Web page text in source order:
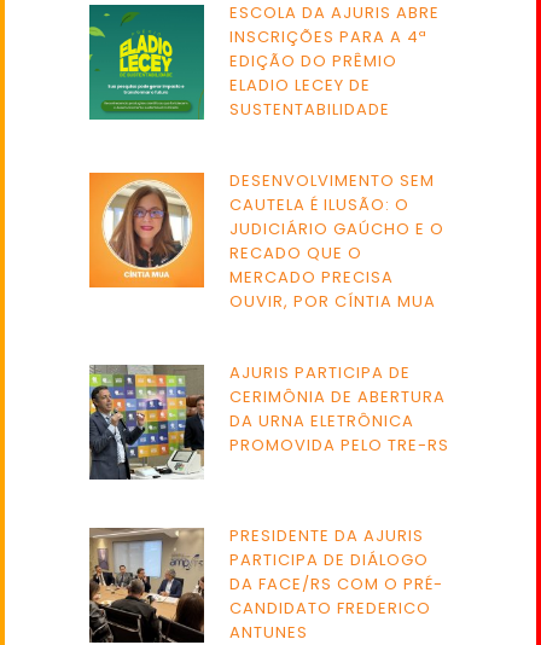
ESCOLA DA AJURIS ABRE
INSCRIÇÕES PARA A 4ª
EDIÇÃO DO PRÊMIO
ELADIO LECEY DE
SUSTENTABILIDADE
DESENVOLVIMENTO SEM
CAUTELA É ILUSÃO: O
JUDICIÁRIO GAÚCHO E O
RECADO QUE O
MERCADO PRECISA
OUVIR, POR CÍNTIA MUA
AJURIS PARTICIPA DE
CERIMÔNIA DE ABERTURA
DA URNA ELETRÔNICA
PROMOVIDA PELO TRE-RS
PRESIDENTE DA AJURIS
PARTICIPA DE DIÁLOGO
DA FACE/RS COM O PRÉ-
CANDIDATO FREDERICO
ANTUNES